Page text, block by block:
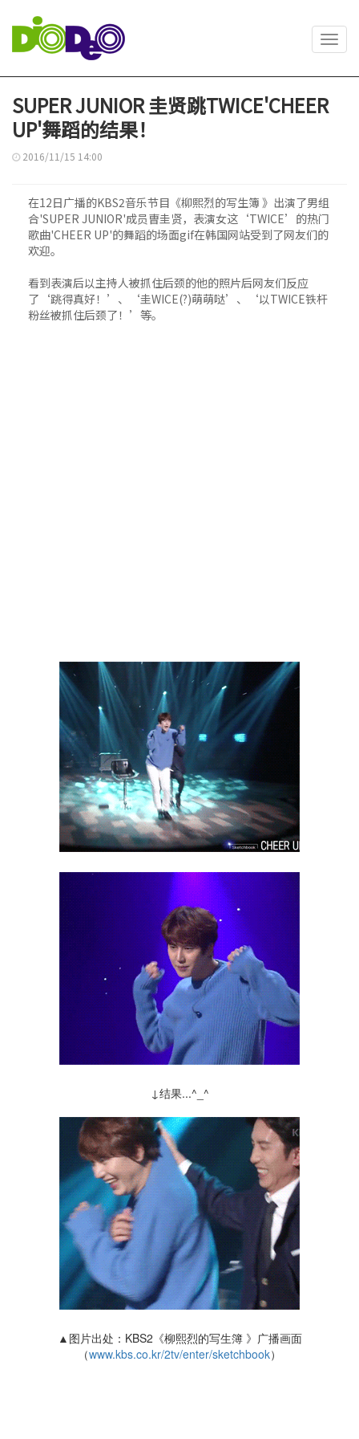
SUPER JUNIOR 圭贤跳TWICE'CHEER
UP'舞蹈的结果！
2016/11/15 14:00
在12日广播的KBS2音乐节目《柳熙烈的写生簿 》出演了男组
合'SUPER JUNIOR'成员曺圭贤，表演女这‘TWICE’的热门
歌曲'CHEER UP'的舞蹈的场面gif在韩国网站受到了网友们的
欢迎。
看到表演后以主持人被抓住后颈的他的照片后网友们反应
了‘跳得真好！’、‘圭WICE(?)萌萌哒’、‘以TWICE铁杆
粉丝被抓住后颈了！’等。
↓结果...^_^
▲图片出处：KBS2《柳熙烈的写生簿 》广播画面
（www.kbs.co.kr/2tv/enter/sketchbook）